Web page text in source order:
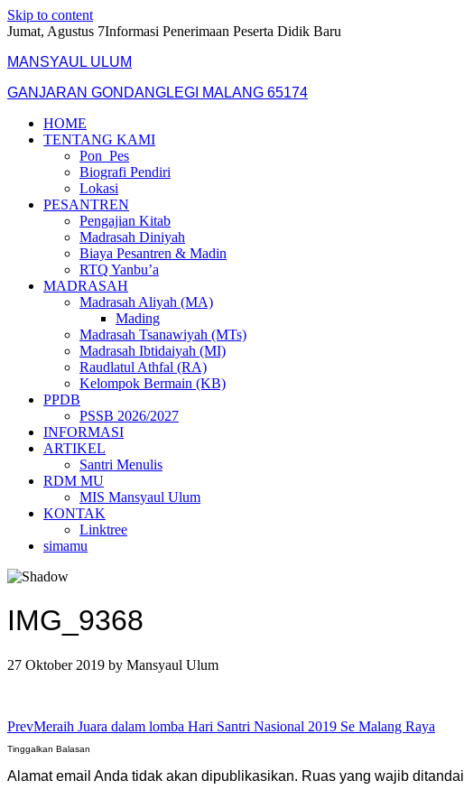
Skip to content
Jumat, Agustus 7Informasi Penerimaan Peserta Didik Baru
MANSYAUL ULUM
GANJARAN GONDANGLEGI MALANG 65174
HOME
TENTANG KAMI
Pon_Pes
Biografi Pendiri
Lokasi
PESANTREN
Pengajian Kitab
Madrasah Diniyah
Biaya Pesantren & Madin
RTQ Yanbu’a
MADRASAH
Madrasah Aliyah (MA)
Mading
Madrasah Tsanawiyah (MTs)
Madrasah Ibtidaiyah (MI)
Raudlatul Athfal (RA)
Kelompok Bermain (KB)
PPDB
PSSB 2026/2027
INFORMASI
ARTIKEL
Santri Menulis
RDM MU
MIS Mansyaul Ulum
KONTAK
Linktree
simamu
IMG_9368
27 Oktober 2019 by Mansyaul Ulum
PrevMeraih Juara dalam lomba Hari Santri Nasional 2019 Se Malang Raya
Tinggalkan Balasan
Alamat email Anda tidak akan dipublikasikan. Ruas yang wajib ditandai